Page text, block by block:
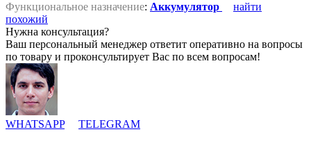
Функциональное назначение: Аккумулятор
найти
похожий
Нужна консультация?
Ваш персональный менеджер ответит оперативно на вопросы
по товару и проконсультирует Вас по всем вопросам!
WHATSAPP TELEGRAM